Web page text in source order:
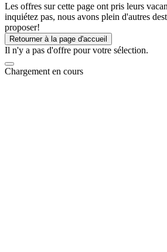
Les offres sur cette page ont pris leurs
inquiétez pas, nous avons plein d'autres
proposer!
Retourner à la page d'accueil
Il n'y a pas d'offre pour votre sélection.
Chargement en cours